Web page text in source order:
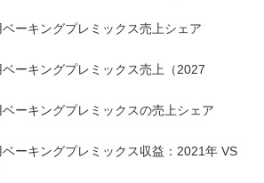
ベーキングプレミックス売上シェア
ベーキングプレミックス売上（2027
ベーキングプレミックスの売上シェア
ベーキングプレミックス収益：2021年 VS